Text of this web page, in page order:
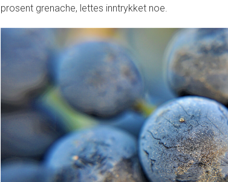
prosent grenache, lettes inntrykket noe.